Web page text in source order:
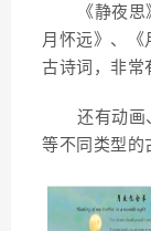
《静夜
月怀远》 、
古诗词 ，非常
还有动画
等不同类型的